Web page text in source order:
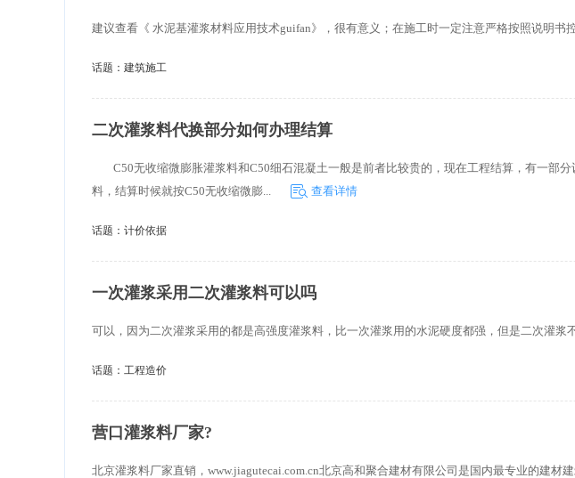
建议查看《 水泥基灌浆材料应用技术guifan》，很有意义；在施工时一定注意严格按照说明书
话题： 建筑施工
二次灌浆料代换部分如何办理结算
C50无收缩微膨胀灌浆料和C50细石混凝土一般是前者比较贵的，现在工程结算，有一部分
料，结算时候就按C50无收缩微膨...
查看详情
话题： 计价依据
一次灌浆采用二次灌浆料可以吗
可以，因为二次灌浆采用的都是高强度灌浆料，比一次灌浆用的水泥硬度都强，但是二次灌浆
话题： 工程造价
营口灌浆料厂家?
北京灌浆料厂家直销，www.jiagutecai.com.cn北京高和聚合建材有限公司是国内最专业的建材